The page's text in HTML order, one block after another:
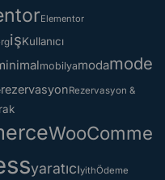
Elementor
işKullanıcı
mobilyamodamode
rezervasyonRezervasyon &
WooComme
yaratıcıyithÖdeme